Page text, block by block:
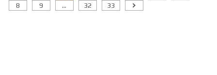
8
9 ... 32 33